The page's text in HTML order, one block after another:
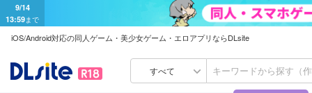
9/14
13:59まで
iOS/Android対応の同人ゲーム・美少女ゲーム・エロアプリならDLsite
すべて